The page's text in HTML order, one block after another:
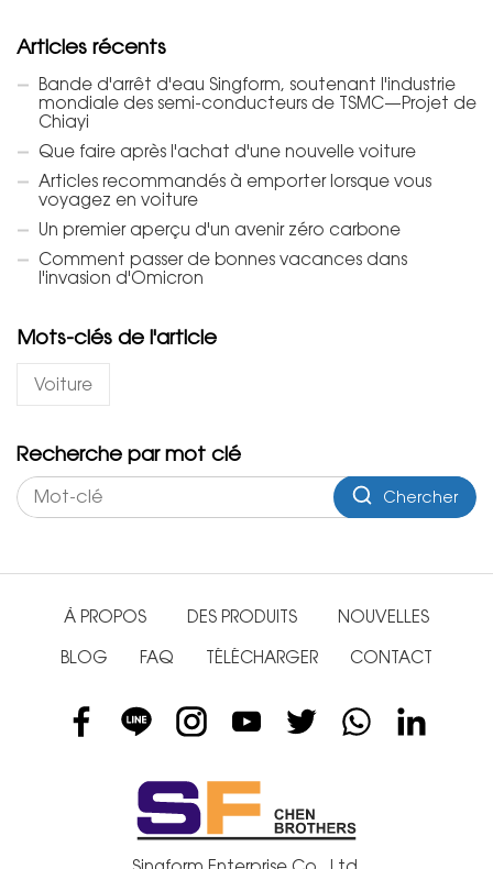
Articles récents
Bande d'arrêt d'eau Singform, soutenant l'industrie
mondiale des semi-conducteurs de TSMC—Projet de
Chiayi
Que faire après l'achat d'une nouvelle voiture
Articles recommandés à emporter lorsque vous
voyagez en voiture
Un premier aperçu d'un avenir zéro carbone
Comment passer de bonnes vacances dans
l'invasion d'Omicron
Mots-clés de l'article
Voiture
Recherche par mot clé
Chercher
À PROPOS DES PRODUITS NOUVELLES
BLOG FAQ TÉLÉCHARGER CONTACT